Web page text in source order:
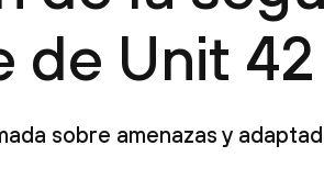
de Unit 42
sobre amenazas y